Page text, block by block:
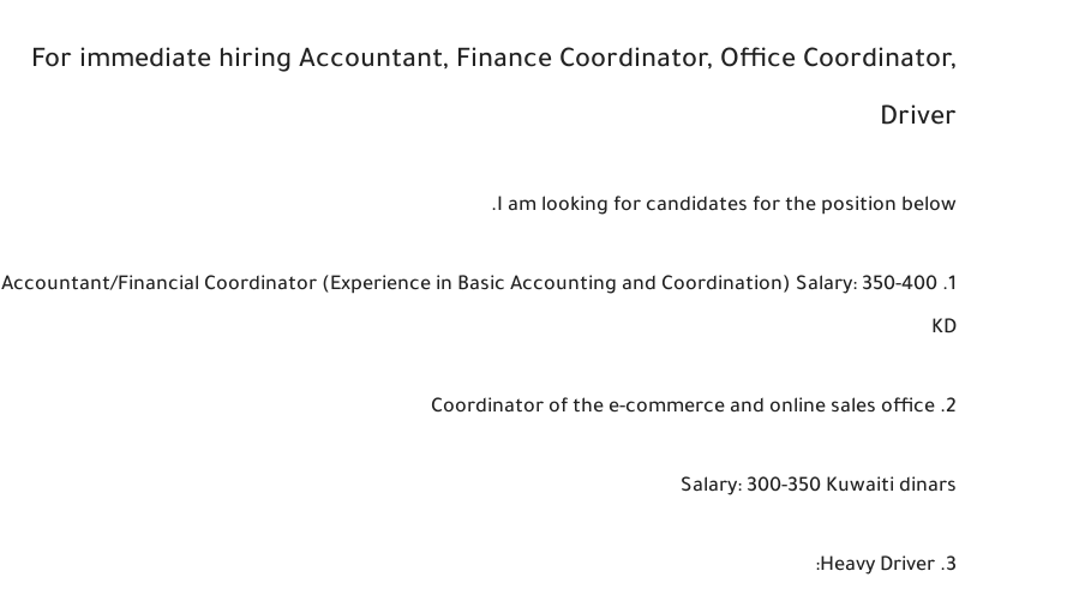
For immediate hiring Accountant, Finance Coordinator, Office Coordinator,
Driver
I am looking for candidates for the position below.
1. Accountant/Financial Coordinator (Experience in Basic Accounting and Coordination) Salary: 350-400
KD
2. Coordinator of the e-commerce and online sales office
Salary: 300-350 Kuwaiti dinars
3. Heavy Driver: